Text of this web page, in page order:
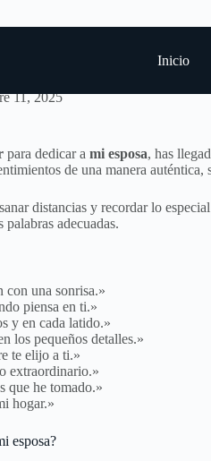
Inicio
11, 2025
para dedicar a mi esposa, has
de una manera auténtica,
distancias y recordar lo
adecuadas.
con una sonrisa.»
piensa en ti.»
y en cada latido.»
los pequeños detalles.»
te elijo a ti.»
extraordinario.»
que he tomado.»
hogar.»
esposa?